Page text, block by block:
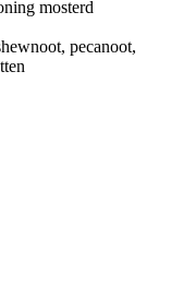
mosterd
pecanoot,